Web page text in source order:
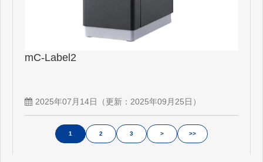
mC-Label2
2025年07月14日 （更新： 2025年09月25日 ）
1 2 3 > >>